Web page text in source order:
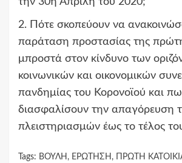
2. Πότε σκοπεύουν να
παράταση προστασίας της
μπροστά στον κίνδυνο των
κοινωνικών και οικονομικών
πανδημίας του Κορονοϊού και
διασφαλίσουν την απαγόρευση
πλειστηριασμών έως το τέλος
Tags: ΒΟΥΛΗ , ΕΡΩΤΗΣΗ , ΠΡΩΤΗ